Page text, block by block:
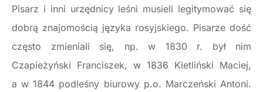
Pisarz i inni urzędnicy leśni musieli legitymować się
dobrą znajomością języka rosyjskiego. Pisarze dość
często zmieniali się, np. w 1830 r. był nim
Czapieżyński Franciszek, w 1836 Kietliński Maciej,
a w 1844 podleśny biurowy p.o. Marczeński Antoni.